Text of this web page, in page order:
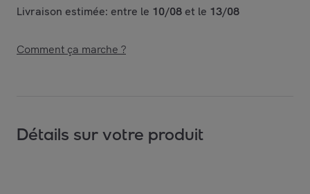
Livraison estimée: entre le 10/08 et le 13/08
Comment ça marche ?
Détails sur votre produit